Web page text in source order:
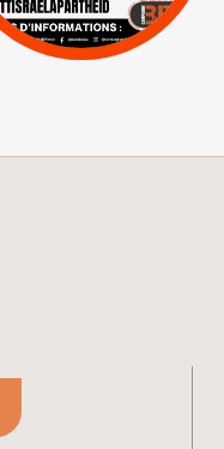
Visuels, tracts,
affiches,...